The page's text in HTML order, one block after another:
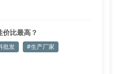
比最高？
批发 #生产厂家